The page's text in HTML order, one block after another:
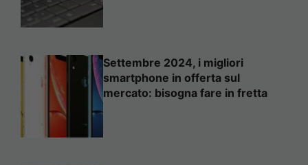
Settembre 2024, i migliori
smartphone in offerta sul
mercato: bisogna fare in fretta